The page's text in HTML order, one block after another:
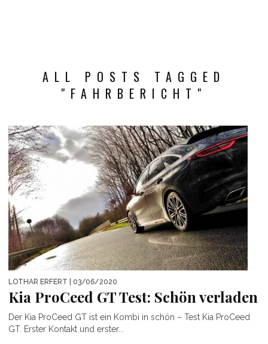
ALL POSTS TAGGED
"FAHRBERICHT"
LOTHAR ERFERT | 03/06/2020
Kia ProCeed GT Test: Schön verladen
Der Kia ProCeed GT ist ein Kombi in schön – Test Kia ProCeed
GT. Erster Kontakt und erster...